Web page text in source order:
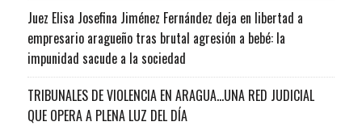
Juez Elisa Josefina Jiménez Fernández deja en libertad a
empresario aragueño tras brutal agresión a bebé: la
impunidad sacude a la sociedad
TRIBUNALES DE VIOLENCIA EN ARAGUA…UNA RED JUDICIAL
QUE OPERA A PLENA LUZ DEL DÍA